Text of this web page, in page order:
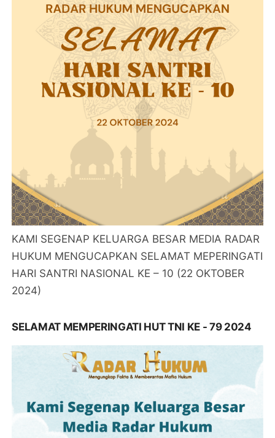
KAMI SEGENAP KELUARGA BESAR MEDIA RADAR
HUKUM MENGUCAPKAN SELAMAT MEPERINGATI
HARI SANTRI NASIONAL KE – 10 (22 OKTOBER
2024)
SELAMAT MEMPERINGATI HUT TNI KE - 79 2024